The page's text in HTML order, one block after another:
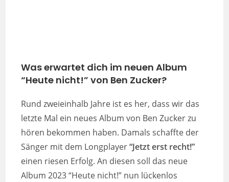
Was erwartet dich im neuen Album
“Heute nicht!” von Ben Zucker?
Rund zweieinhalb Jahre ist es her, dass wir das
letzte Mal ein neues Album von Ben Zucker zu
hören bekommen haben. Damals schaffte der
Sänger mit dem Longplayer“Jetzt erst recht!”
einen riesen Erfolg. An diesen soll das neue
Album 2023 “Heute nicht!” nun lückenlos